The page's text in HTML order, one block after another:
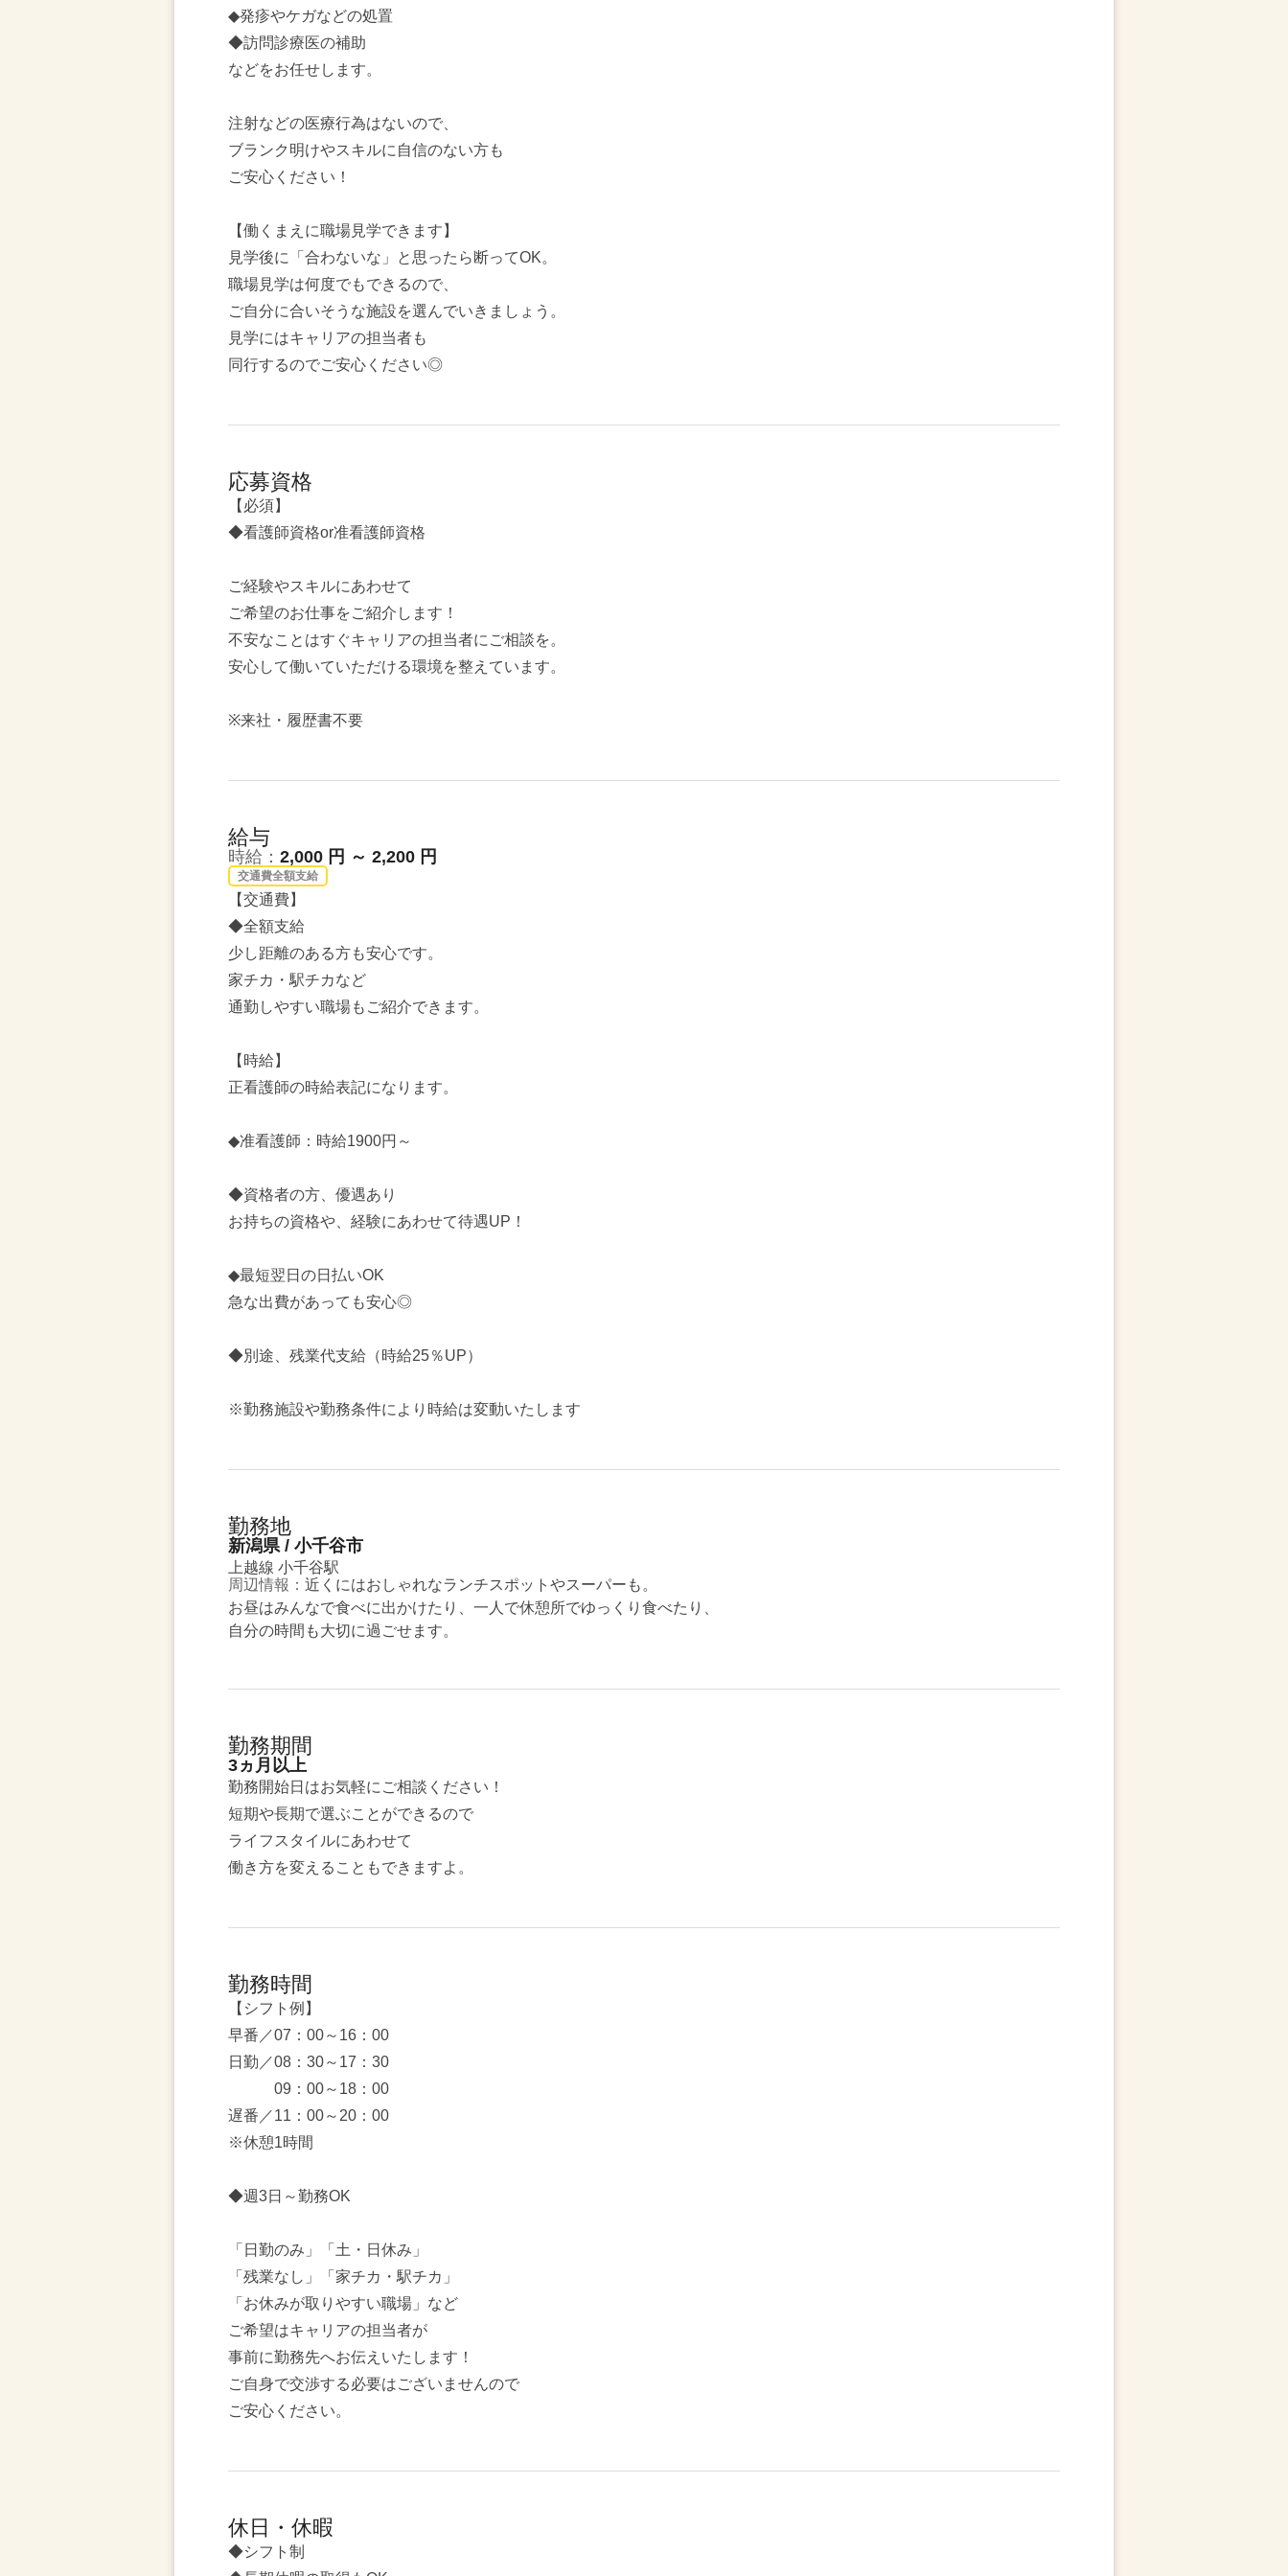
◆発疹やケガなどの処置
◆訪問診療医の補助
などをお任せします。
注射などの医療行為はないので、
ブランク明けやスキルに自信のない方も
ご安心ください！
【働くまえに職場見学できます】
見学後に「合わないな」と思ったら断ってOK。
職場見学は何度でもできるので、
ご自分に合いそうな施設を選んでいきましょう。
見学にはキャリアの担当者も
同行するのでご安心ください◎
応募資格
【必須】
◆看護師資格or准看護師資格
ご経験やスキルにあわせて
ご希望のお仕事をご紹介します！
不安なことはすぐキャリアの担当者にご相談を。
安心して働いていただける環境を整えています。
※来社・履歴書不要
給与
時給： 2,000 円 ～ 2,200 円
交通費全額支給
【交通費】
◆全額支給
少し距離のある方も安心です。
家チカ・駅チカなど
通勤しやすい職場もご紹介できます。
【時給】
正看護師の時給表記になります。
◆准看護師：時給1900円～
◆資格者の方、優遇あり
お持ちの資格や、経験にあわせて待遇UP！
◆最短翌日の日払いOK
急な出費があっても安心◎
◆別途、残業代支給（時給25％UP）
※勤務施設や勤務条件により時給は変動いたします
勤務地
新潟県 / 小千谷市
上越線 小千谷駅
周辺情報： 近くにはおしゃれなランチスポットやスーパーも。
お昼はみんなで食べに出かけたり、一人で休憩所でゆっくり食べたり、
自分の時間も大切に過ごせます。
勤務期間
3ヵ月以上
勤務開始日はお気軽にご相談ください！
短期や長期で選ぶことができるので
ライフスタイルにあわせて
働き方を変えることもできますよ。
勤務時間
【シフト例】
早番／07：00～16：00
日勤／08：30～17：30
09：00～18：00
遅番／11：00～20：00
※休憩1時間
◆週3日～勤務OK
「日勤のみ」「土・日休み」
「残業なし」「家チカ・駅チカ」
「お休みが取りやすい職場」など
ご希望はキャリアの担当者が
事前に勤務先へお伝えいたします！
ご自身で交渉する必要はございませんので
ご安心ください。
休日・休暇
◆シフト制